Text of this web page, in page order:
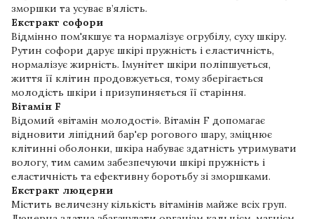
зморшки та усуває в’ялість.
Екстракт софори
Відмінно пом'якшує та нормалізує огрубілу, суху шкіру.
Рутин софори дарує шкірі пружність і еластичність,
нормалізує жирність. Імунітет шкіри поліпшується,
життя її клітин продовжується, тому зберігається
молодість шкіри і призупиняється її старіння.
Вітамін F
Відомий «вітамін молодості». Вітамін F допомагає
відновити ліпідний бар'єр рогового шару, зміцнює
клітинні оболонки, шкіра набуває здатність утримувати
вологу, тим самим забезпечуючи шкірі пружність і
еластичність та ефективну боротьбу зі зморшками.
Екстракт люцерни
Містить величезну кількість вітамінів майже всіх груп.